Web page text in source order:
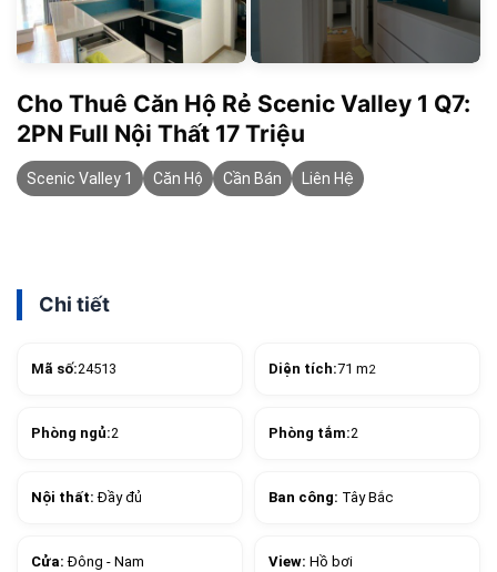
Cho Thuê Căn Hộ Rẻ Scenic Valley 1 Q7:
2PN Full Nội Thất 17 Triệu
Scenic Valley 1 Căn Hộ Cần Bán Liên Hệ
Chi tiết
Mã số:24513 Diện tích:71 m2
Phòng ngủ:2 Phòng tắm:2
Nội thất:Đầy đủ Ban công: Tây Bắc
Cửa:Đông - Nam View: Hồ bơi